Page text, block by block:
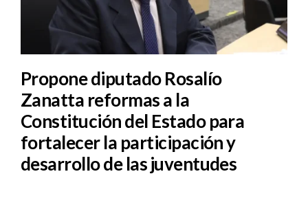
Propone diputado Rosalío
Zanatta reformas a la
Constitución del Estado para
fortalecer la participación y
desarrollo de las juventudes